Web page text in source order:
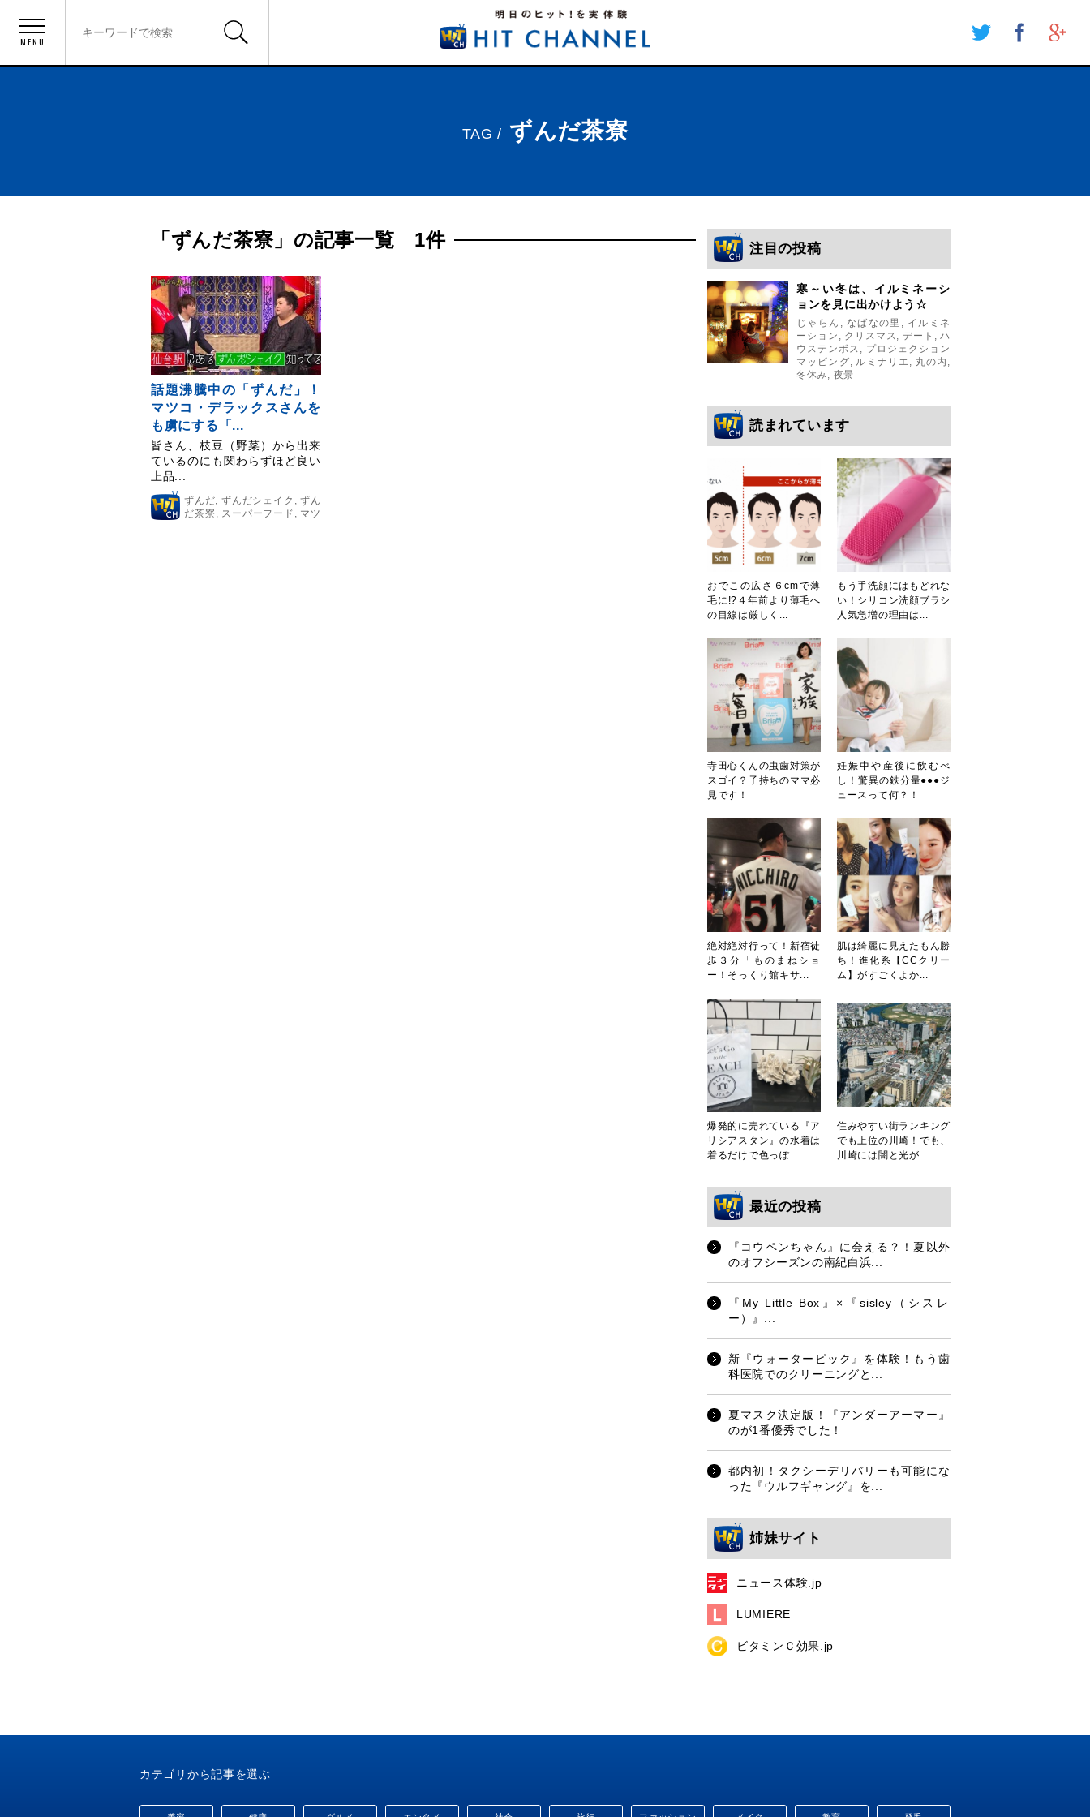
MENU
TAG / ずんだ茶寮
「ずんだ茶寮」の記事一覧 1件
話題沸騰中の「ずんだ」！
マツコ・デラックスさんを
も虜にする「...
皆さん、枝豆（野菜）から出来
ているのにも関わらずほど良い
上品...
ずんだ ,ずんだシェイク ,ずん
だ茶寮
スーパーフード
マツ
注目の投稿
寒～い冬は、イルミネーシ
ョンを見に出かけよう☆
じゃらん , なばなの里 , イルミネ
ーション , クリスマス,デート ,ハ
ウステンボス , プロジェクション
マッピング, ルミナリエ , 丸の内 ,
冬休み, 夜景
読まれています
おでこの広さ６cmで薄
毛に!?４年前より薄毛へ
の目線は厳しく...
もう手洗顔にはもどれな
い！シリコン洗顔ブラシ
人気急増の理由は...
寺田心くんの虫歯対策が
スゴイ？子持ちのママ必
見です！
妊娠中や産後に飲むべ
し！驚異の鉄分量●●●ジ
ュースって何？！
絶対絶対行って！新宿徒
歩３分「ものまねショ
ー！そっくり館キサ...
肌は綺麗に見えたもん勝
ち！進化系【CCクリー
ム】がすごくよか...
爆発的に売れている『ア
リシアスタン』の水着は
着るだけで色っぽ...
住みやすい街ランキング
でも上位の川崎！でも、
川崎には闇と光が...
最近の投稿
『コウペンちゃん』に会える？！夏以外
のオフシーズンの南紀白浜...
『My Little Box』×『sisley（シスレ
ー）』...
新『ウォーターピック』を体験！もう歯
科医院でのクリーニングと...
夏マスク決定版！『アンダーアーマー』
のが1番優秀でした！
都内初！タクシーデリバリーも可能にな
った『ウルフギャング』を...
姉妹サイト
ニュース体験.jp
LUMIERE
ビタミンＣ効果.jp
カテゴリから記事を選ぶ